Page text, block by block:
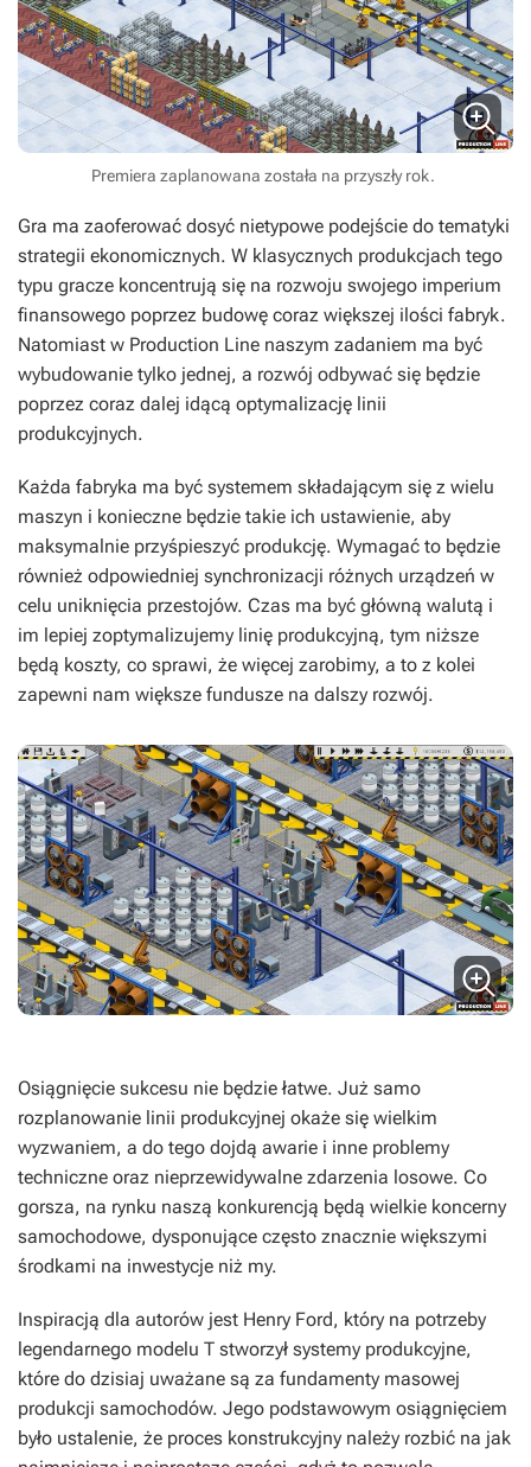
Premiera zaplanowana została na przyszły rok.
Gra ma zaoferować dosyć nietypowe podejście do tematyki
strategii ekonomicznych. W klasycznych produkcjach tego
typu gracze koncentrują się na rozwoju swojego imperium
finansowego poprzez budowę coraz większej ilości fabryk.
Natomiast w Production Line naszym zadaniem ma być
wybudowanie tylko jednej, a rozwój odbywać się będzie
poprzez coraz dalej idącą optymalizację linii
produkcyjnych.
Każda fabryka ma być systemem składającym się z wielu
maszyn i konieczne będzie takie ich ustawienie, aby
maksymalnie przyśpieszyć produkcję. Wymagać to będzie
również odpowiedniej synchronizacji różnych urządzeń w
celu uniknięcia przestojów. Czas ma być główną walutą i
im lepiej zoptymalizujemy linię produkcyjną, tym niższe
będą koszty, co sprawi, że więcej zarobimy, a to z kolei
zapewni nam większe fundusze na dalszy rozwój.
Osiągnięcie sukcesu nie będzie łatwe. Już samo
rozplanowanie linii produkcyjnej okaże się wielkim
wyzwaniem, a do tego dojdą awarie i inne problemy
techniczne oraz nieprzewidywalne zdarzenia losowe. Co
gorsza, na rynku naszą konkurencją będą wielkie koncerny
samochodowe, dysponujące często znacznie większymi
środkami na inwestycje niż my.
Inspiracją dla autorów jest Henry Ford, który na potrzeby
legendarnego modelu T stworzył systemy produkcyjne,
które do dzisiaj uważane są za fundamenty masowej
produkcji samochodów. Jego podstawowym osiągnięciem
było ustalenie, że proces konstrukcyjny należy rozbić na jak